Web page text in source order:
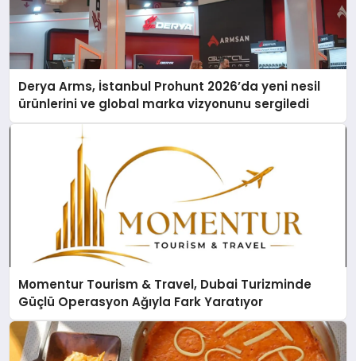
Derya Arms, İstanbul Prohunt 2026’da yeni nesil
ürünlerini ve global marka vizyonunu sergiledi
Momentur Tourism & Travel, Dubai Turizminde
Güçlü Operasyon Ağıyla Fark Yaratıyor